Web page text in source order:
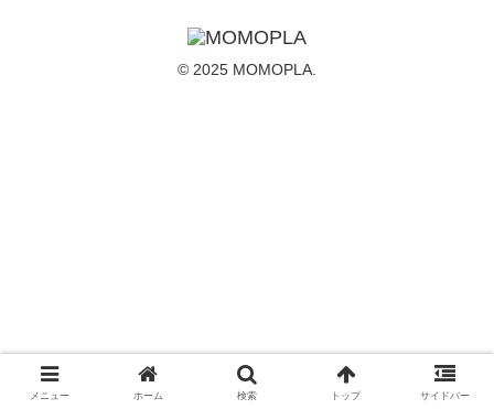
© 2025 MOMOPLA.
メニュー ホーム 検索 トップ サイドバー